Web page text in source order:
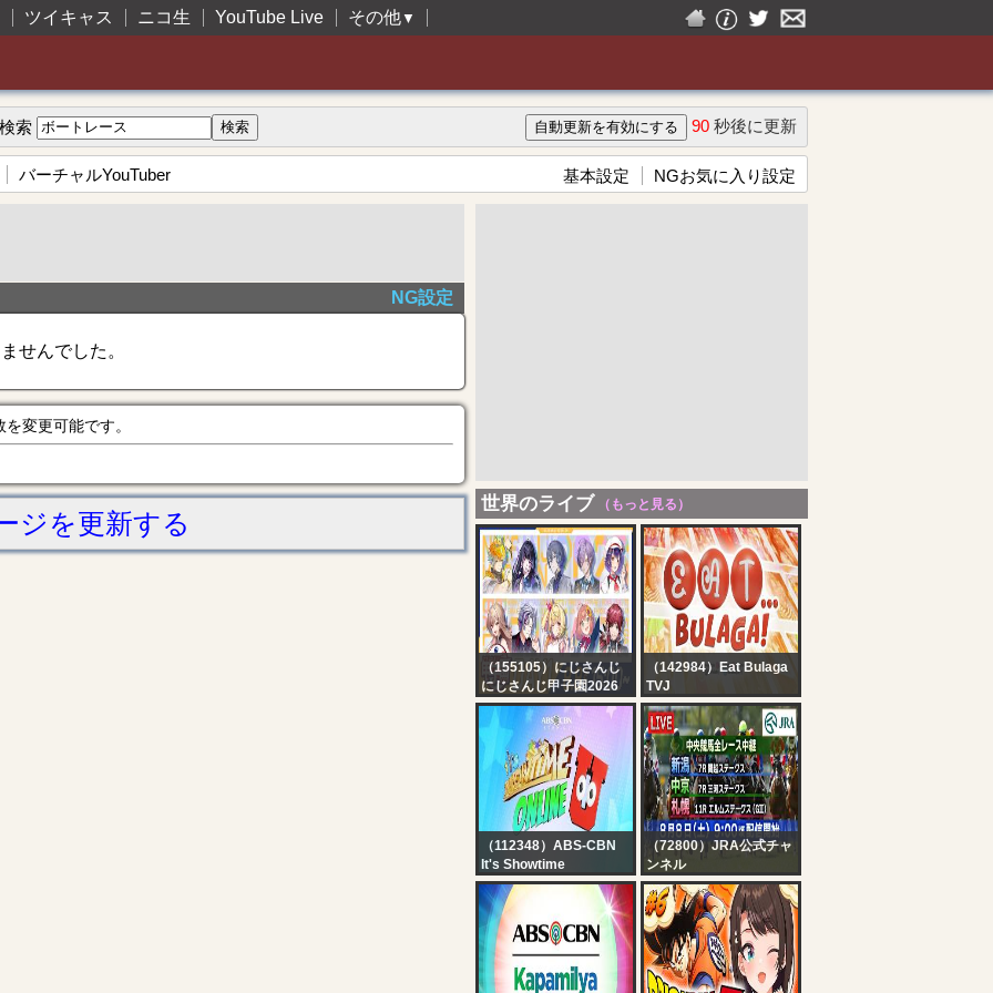
ツイキャス ニコ生 YouTube Live その他▼
検索 90 秒後に更新
バーチャルYouTuber 基本設定 NGお気に入り設定
NG設定
せんでした。
変更可能です。
ジを更新する
世界のライブ （もっと見る）
（155105）にじさんじ
にじさんじ甲子園2026
本戦 Day1【 #にじ甲
2026_Day1 】
（142984）Eat Bulaga
TVJ
EAT BULAGA LIVE |
TVJ ON TV5 | AUG 8,
2026
（112348）ABS-CBN
It's Showtime
Showtime Online U |
August 8, 2026
（72800）JRA公式チャ
ンネル
【ライブ配信】8月8日
（土曜）中央競馬全レー
ス中継（新潟・中京・札
幌）